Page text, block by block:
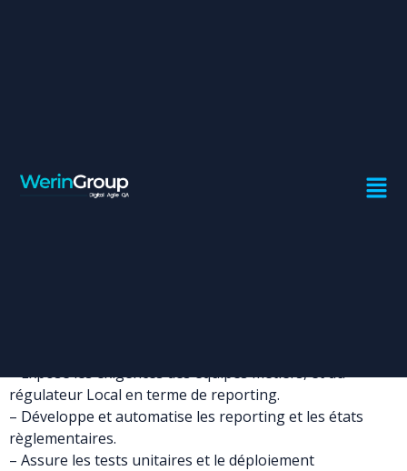
– Expose les exigences des équipes métiers, et du
régulateur Local en terme de reporting.
– Développe et automatise les reporting et les états
règlementaires.
– Assure les tests unitaires et le déploiement